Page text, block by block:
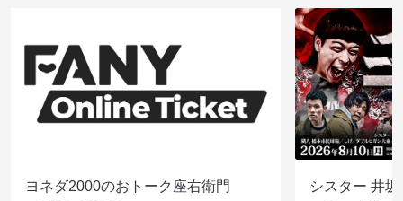
ヨネダ2000のおトーク座右衛門
シスター 井